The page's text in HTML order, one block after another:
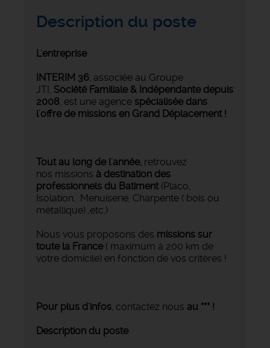
Description du poste
L'entreprise
INTERIM 36, associée au Groupe
JTI, Société Familiale & Indépendante depuis
2008, est une agence spécialisée dans
l'offre de missions en Grand Déplacement !
Tout au long de l'année, retrouvez
nos missions à destination des
professionnels du Batiment (Placo,
Isolation, Menuiserie, Charpente ( bois ou
métallique) ,etc.)
Nous vous proposons des missions sur
toute la France( maximum à 200 km de
votre domicile) en fonction de vos critères !
Pour plus d'infos, contactez nous au *** !
Description du poste